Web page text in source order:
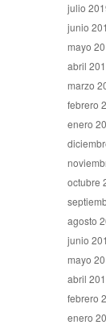
julio
junio
mayo
abril
marzo
febrero
enero
octubre
agosto
junio
mayo
abril
febrero
enero